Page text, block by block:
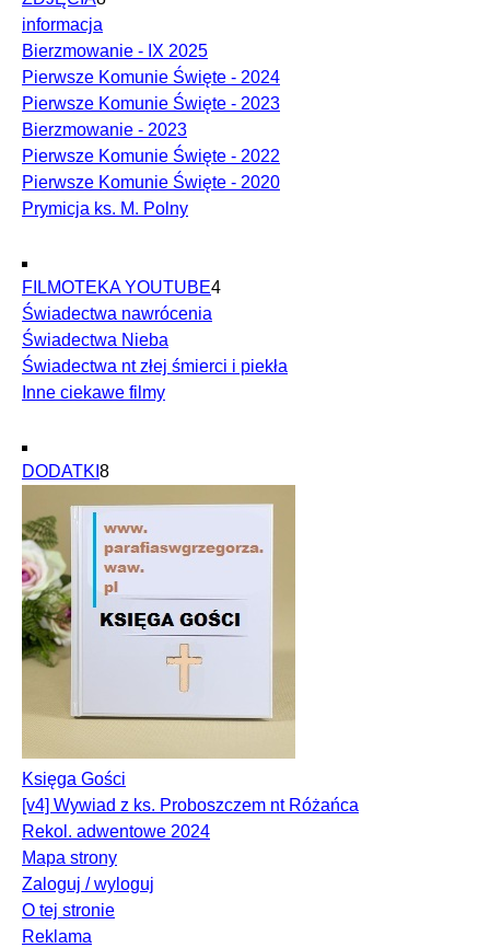
informacja
Bierzmowanie - IX 2025
Pierwsze Komunie Święte - 2024
Pierwsze Komunie Święte - 2023
Bierzmowanie - 2023
Pierwsze Komunie Święte - 2022
Pierwsze Komunie Święte - 2020
Prymicja ks. M. Polny
FILMOTEKA YOUTUBE4
Świadectwa nawrócenia
Świadectwa Nieba
Świadectwa nt złej śmierci i piekła
Inne ciekawe filmy
DODATKI 8
Księga Gości
[v4] Wywiad z ks. Proboszczem nt Różańca
Rekol. adwentowe 2024
Mapa strony
Zaloguj / wyloguj
O tej stronie
Reklama